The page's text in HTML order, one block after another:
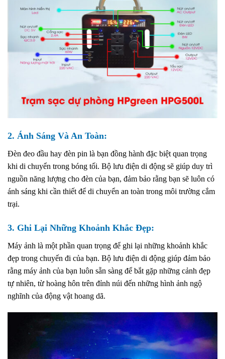
2. Ánh Sáng Và An Toàn:
Đèn đeo đầu hay đèn pin là bạn đồng hành đặc biệt quan trọng
khi di chuyển trong bóng tối. Bộ lưu điện di động sẽ giúp duy trì
nguồn năng lượng cho đèn của bạn, đảm bảo rằng bạn sẽ luôn có
ánh sáng khi cần thiết để di chuyển an toàn trong môi trường cắm
trại.
3. Ghi Lại Những Khoảnh Khắc Đẹp:
Máy ảnh là một phần quan trọng để ghi lại những khoảnh khắc
đẹp trong chuyến đi của bạn. Bộ lưu điện di động giúp đảm bảo
rằng máy ảnh của bạn luôn sẵn sàng để bắt gặp những cảnh đẹp
tự nhiên, từ hoàng hôn trên đỉnh núi đến những hình ảnh ngộ
nghĩnh của động vật hoang dã.